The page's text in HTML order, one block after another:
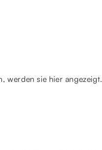
werden sie hier angezeigt.